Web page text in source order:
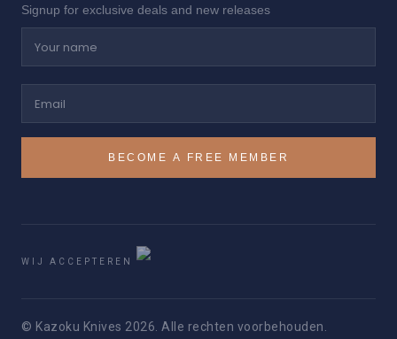
Signup for exclusive deals and new releases
Your name
Email
BECOME A FREE MEMBER
WIJ ACCEPTEREN
© Kazoku Knives 2026. Alle rechten voorbehouden.